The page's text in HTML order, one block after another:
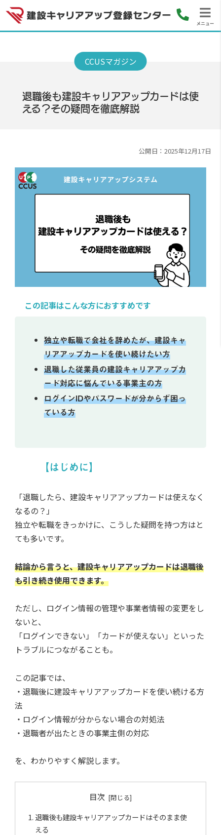
メニュー
退職後も建設キャリアアップカードは使
える？その疑問を徹底解説
公開日：2025年12月17日
この記事はこんな方におすすめです
独立や転職で会社を辞めたが、建設キャ
リアアップカードを使い続けたい方
退職した従業員の建設キャリアアップカ
ード対応に悩んでいる事業主の方
ログインIDやパスワードが分からず困っ
ている方
【はじめに】
「退職したら、建設キャリアアップカードは使えなく
なるの？」
独立や転職をきっかけに、こうした疑問を持つ方はと
ても多いです。
結論から言うと、建設キャリアアップカードは退職後
も引き続き使用できます。
ただし、ログイン情報の管理や事業者情報の変更をし
ないと、
「ログインできない」「カードが使えない」といった
トラブルにつながることも。
この記事では、
・退職後に建設キャリアアップカードを使い続ける方
法
・ログイン情報が分からない場合の対処法
・退職者が出たときの事業主側の対応
を、わかりやすく解説します。
目次
退職後も建設キャリアアップカードはそのまま使
える